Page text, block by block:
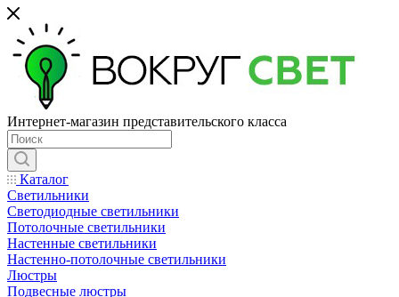
Интернет-магазин представительского класса
Каталог
Светильники
Светодиодные светильники
Потолочные светильники
Настенные светильники
Настенно-потолочные светильники
Люстры
Подвесные люстры